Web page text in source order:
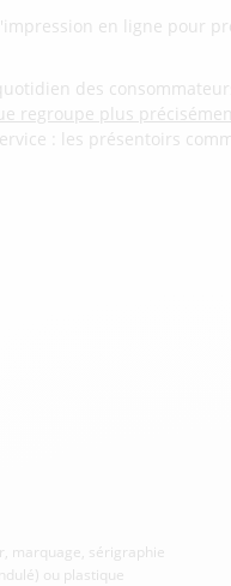
en ligne pour
des
regroupe plus
: les présentoirs
marquage, sérigraphie
ou plastique